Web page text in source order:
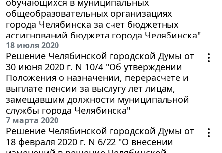
общеобразовательных организациях
города Челябинска за счет бюджетных
ассигнований бюджета города Челябинска"
18 июля 2020
Решение Челябинской городской Думы от
30 июня 2020 г. N 10/4 "Об утверждении
Положения о назначении, перерасчете и
выплате пенсии за выслугу лет лицам,
замещавшим должности муниципальной
службы города Челябинска"
7 марта 2020
Решение Челябинской городской Думы от
18 февраля 2020 г. N 6/22 "О внесении